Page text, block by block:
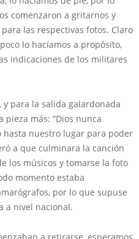
comenzaron a gritarnos y
las respectivas fotos. Claro
lo hacíamos a propósito,
indicaciones de los militares
y para la salida galardonada
pieza más: “Dios nunca
hasta nuestro lugar para poder
a que culminara la canción
los músicos y tomarse la foto
momento estaba
por lo que supuse
a nivel nacional.